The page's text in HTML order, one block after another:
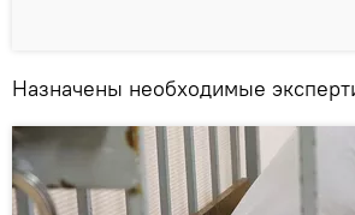
Назначены необходимые